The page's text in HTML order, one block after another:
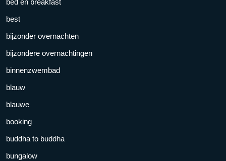
bed en breakfast
best
bijzonder overnachten
bijzondere overnachtingen
binnenzwembad
blauw
blauwe
booking
buddha to buddha
bungalow